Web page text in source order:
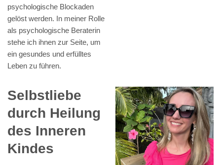
psychologische Blockaden
gelöst werden. In meiner Rolle
als psychologische Beraterin
stehe ich ihnen zur Seite, um
ein gesundes und erfülltes
Leben zu führen.
Selbstliebe
durch Heilung
des Inneren
Kindes